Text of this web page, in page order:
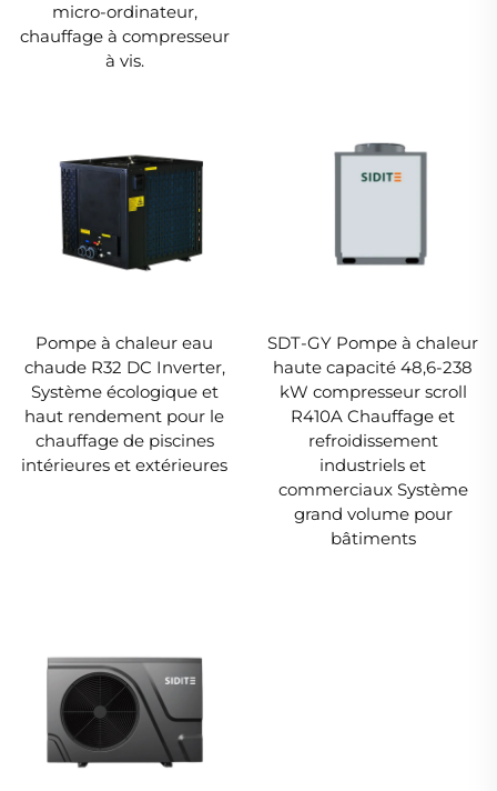
micro-ordinateur,
chauffage à compresseur
à vis.
Pompe à chaleur eau
chaude R32 DC Inverter,
Système écologique et
haut rendement pour le
chauffage de piscines
intérieures et extérieures
SDT-GY Pompe à chaleur
haute capacité 48,6-238
kW compresseur scroll
R410A Chauffage et
refroidissement
industriels et
commerciaux Système
grand volume pour
bâtiments